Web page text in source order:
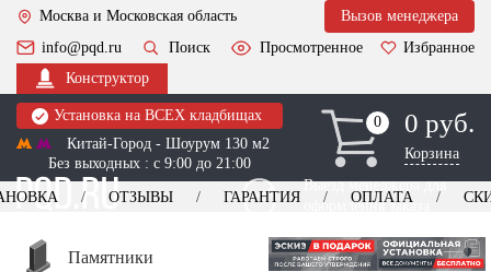
Москва и Московская область
Вызов менеджера
info@pqd.ru
Поиск Просмотренное
Избранное
Конструктор
Установка на ВСЕХ кладбищах
Китай-Город - Шоурум 130 м2
Без выходных : с 9:00 до 21:00
0
0 0 руб.
Корзина
Выезд менеджера для
оформления заказа
+7 (495) 518-44-23
ОТЗЫВЫ ГАРАНТИЯ ОПЛАТА
Памятники